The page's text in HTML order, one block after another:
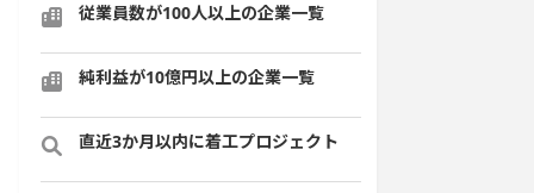
従業員数が100人以上の企業一覧
純利益が10億円以上の企業一覧
直近3か月以内に着工プロジェクト